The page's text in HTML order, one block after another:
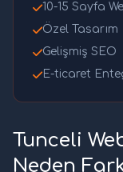
10-15 Sayfa
Özel Tasarım
Gelişmiş SEO
E-ticaret
Tunceli
Neden